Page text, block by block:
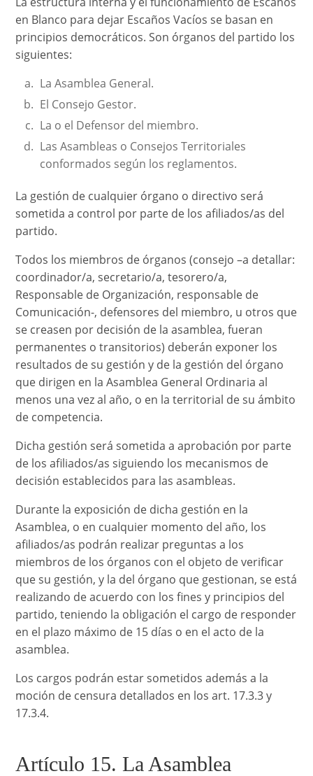
en Blanco para dejar Escaños Vacíos se basan en
principios democráticos. Son órganos del partido los
siguientes:
La Asamblea General.
El Consejo Gestor.
La o el Defensor del miembro.
Las Asambleas o Consejos Territoriales
conformados según los reglamentos.
La gestión de cualquier órgano o directivo será
sometida a control por parte de los afiliados/as del
partido.
Todos los miembros de órganos (consejo –a detallar:
coordinador/a, secretario/a, tesorero/a,
Responsable de Organización, responsable de
Comunicación-, defensores del miembro, u otros que
se creasen por decisión de la asamblea, fueran
permanentes o transitorios) deberán exponer los
resultados de su gestión y de la gestión del órgano
que dirigen en la Asamblea General Ordinaria al
menos una vez al año, o en la territorial de su ámbito
de competencia.
Dicha gestión será sometida a aprobación por parte
de los afiliados/as siguiendo los mecanismos de
decisión establecidos para las asambleas.
Durante la exposición de dicha gestión en la
Asamblea, o en cualquier momento del año, los
afiliados/as podrán realizar preguntas a los
miembros de los órganos con el objeto de verificar
que su gestión, y la del órgano que gestionan, se está
realizando de acuerdo con los fines y principios del
partido, teniendo la obligación el cargo de responder
en el plazo máximo de 15 días o en el acto de la
asamblea.
Los cargos podrán estar sometidos además a la
moción de censura detallados en los art. 17.3.3 y
17.3.4.
Artículo 15. La Asamblea